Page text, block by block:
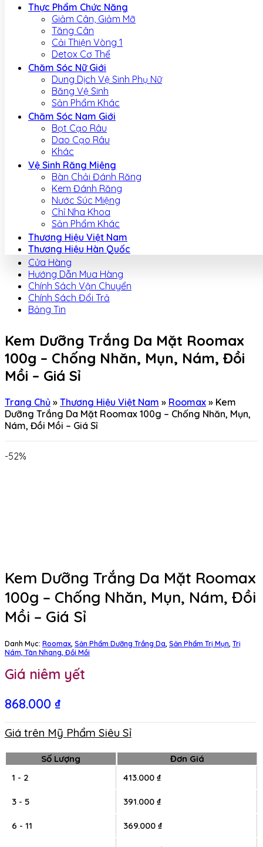
Thực Phẩm Chức Năng
Giảm Cân, Giảm Mỡ
Tăng Cân
Cải Thiện Vòng 1
Detox Cơ Thể
Chăm Sóc Nữ Giới
Dung Dịch Vệ Sinh Phụ Nữ
Băng Vệ Sinh
Sản Phẩm Khác
Chăm Sóc Nam Giới
Bọt Cạo Râu
Dao Cạo Râu
Khác
Vệ Sinh Răng Miệng
Bàn Chải Đánh Răng
Kem Đánh Răng
Nước Súc Miệng
Chỉ Nha Khoa
Sản Phẩm Khác
Thương Hiệu Việt Nam
Thương Hiệu Hàn Quốc
Cửa Hàng
Hướng Dẫn Mua Hàng
Chính Sách Vận Chuyển
Chính Sách Đổi Trả
Bảng Tin
Kem Dưỡng Trắng Da Mặt Roomax
100g – Chống Nhăn, Mụn, Nám, Đồi
Mồi – Giá Sỉ
Trang Chủ » Thương Hiệu Việt Nam » Roomax » Kem
Dưỡng Trắng Da Mặt Roomax 100g – Chống Nhăn, Mụn,
Nám, Đồi Mồi – Giá Sỉ
-52%
Kem Dưỡng Trắng Da Mặt Roomax
100g – Chống Nhăn, Mụn, Nám, Đồi
Mồi – Giá Sỉ
Danh Mục: Roomax Sản Phẩm Dưỡng Trắng Da Sản Phẩm Trị Mụn Trị
Nám, Tàn Nhang, Đồi Mồi
Giá niêm yết
868.000 ₫
Giá trên Mỹ Phẩm Siêu Sỉ
Số Lượng
Đơn Giá
1 - 2
413.000 ₫
3 - 5 391.000 ₫
6 - 11 369.000 ₫